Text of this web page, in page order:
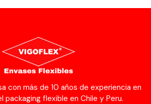
con más de 10 años de experiencia en
packaging flexible en Chile y Peru.